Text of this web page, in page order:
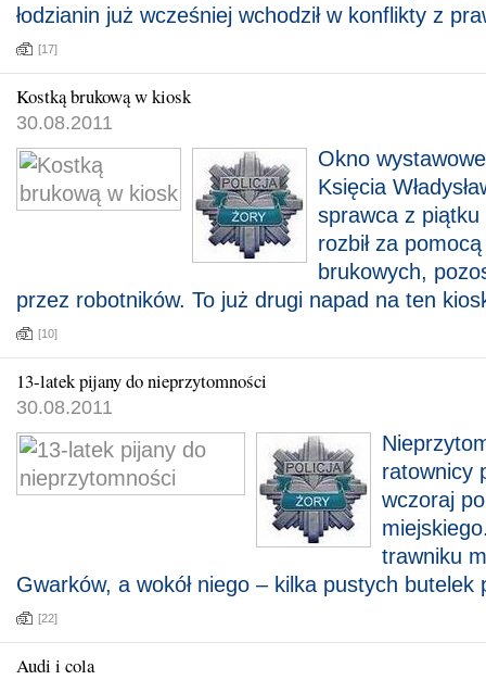
łodzianin już wcześniej wchodził w konflikty z
[17]
Kostką brukową w kiosk
30.08.2011
Okno
Księcia
sprawca z
rozbił za
brukowych,
przez robotników. To już drugi napad na ten
[10]
13-latek pijany do nieprzytomności
30.08.2011
ratownicy
wczoraj
trawniku
Gwarków, a wokół niego – kilka pustych butelek
[22]
Audi i cola